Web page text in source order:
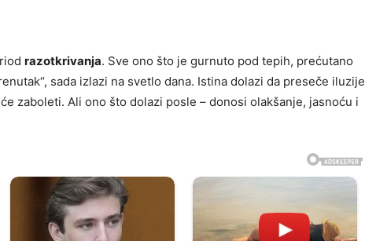
razotkrivanja. Sve ono što je gurnuto pod tepih, prećutano
sada izlazi na svetlo dana. Istina dolazi da preseče iluzije
zaboleti. Ali ono što dolazi posle – donosi olakšanje, jasnoću i